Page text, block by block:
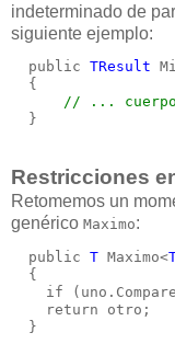
indeterminado de
siguiente ejemplo:
  public
TResult
  {
// ... cuerpo
  }
Restricciones
Retomemos un
genérico Maximo:
  public
T Maximo<
  {
if
    return otro;
  }